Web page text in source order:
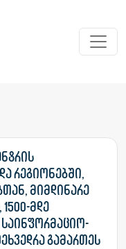
რეგიონებში,
მიმდინარე
მდე
გამართეს